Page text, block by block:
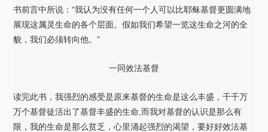
书前言中所说：“我认为没有任何一个人可以比耶稣基督更圆满地
展现这属灵生命的各个层面。假如我们希望一览这生命之河的全
貌，我们必须转向他。”
一同效法基督
读完此书，我强烈的感受是原来基督的生命是这么丰盛，千千万
万个基督徒活出了基督丰盛的生命,而我对基督的认识是那么有
限，我的生命是那么贫乏，心里涌起强烈的渴望，要好好效法基